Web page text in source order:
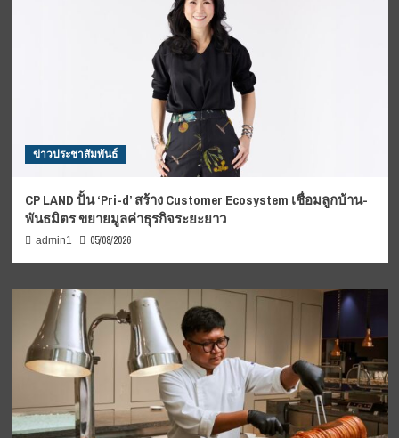
ข่าวประชาสัมพันธ์
CP LAND ปั้น ‘Pri-d’ สร้าง Customer Ecosystem เชื่อมลูกบ้าน-
พันธมิตร ขยายมูลค่าธุรกิจระยะยาว
admin1 05/08/2026